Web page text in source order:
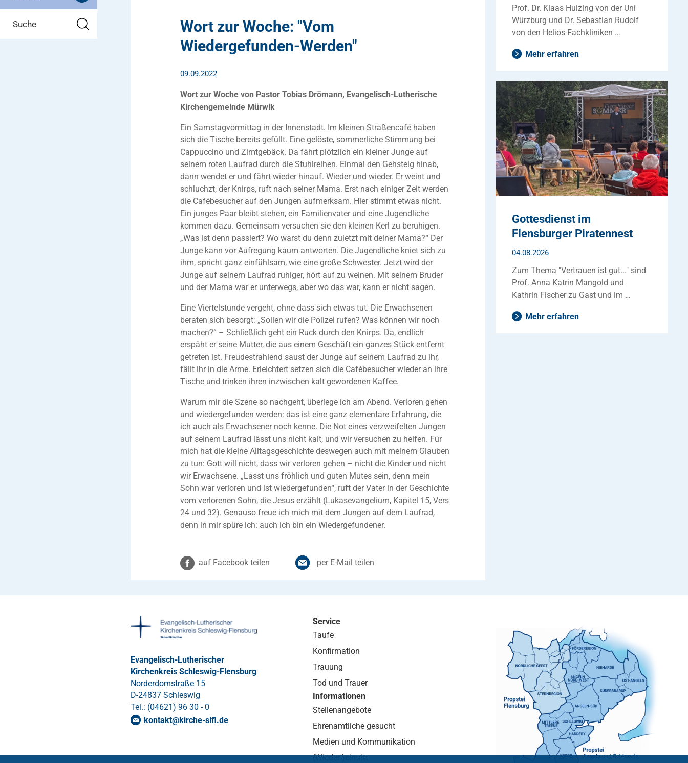
Suche
Wort zur Woche: "Vom
Wiedergefunden-Werden"
09.09.2022
Wort zur Woche von Pastor Tobias Drömann, Evangelisch-Lutherische
Kirchengemeinde Mürwik
Ein Samstagvormittag in der Innenstadt. Im kleinen Straßencafé haben
sich die Tische bereits gefüllt. Eine gelöste, sommerliche Stimmung bei
Cappuccino und Zimtgebäck. Da fährt plötzlich ein kleiner Junge auf
seinem roten Laufrad durch die Stuhlreihen. Einmal den Gehsteig hinab,
dann wendet er und fährt wieder hinauf. Wieder und wieder. Er weint und
schluchzt, der Knirps, ruft nach seiner Mama. Erst nach einiger Zeit werden
die Cafébesucher auf den Jungen aufmerksam. Hier stimmt etwas nicht.
Ein junges Paar bleibt stehen, ein Familienvater und eine Jugendliche
kommen dazu. Gemeinsam versuchen sie den kleinen Kerl zu beruhigen.
„Was ist denn passiert? Wo warst du denn zuletzt mit deiner Mama?“ Der
Junge kann vor Aufregung kaum antworten. Die Jugendliche kniet sich zu
ihm, spricht ganz einfühlsam, wie eine große Schwester. Jetzt wird der
Junge auf seinem Laufrad ruhiger, hört auf zu weinen. Mit seinem Bruder
und der Mama war er unterwegs, aber wo das war, kann er nicht sagen.
Eine Viertelstunde vergeht, ohne dass sich etwas tut. Die Erwachsenen
beraten sich besorgt: „Sollen wir die Polizei rufen? Was können wir noch
machen?“ – Schließlich geht ein Ruck durch den Knirps. Da, endlich
erspäht er seine Mutter, die aus einem Geschäft ein ganzes Stück entfernt
getreten ist. Freudestrahlend saust der Junge auf seinem Laufrad zu ihr,
fällt ihr in die Arme. Erleichtert setzen sich die Cafébesucher wieder an ihre
Tische und trinken ihren inzwischen kalt gewordenen Kaffee.
Warum mir die Szene so nachgeht, überlege ich am Abend. Verloren gehen
und wiedergefunden werden: das ist eine ganz elementare Erfahrung, die
ich auch als Erwachsener noch kenne. Die Not eines verzweifelten Jungen
auf seinem Laufrad lässt uns nicht kalt, und wir versuchen zu helfen. Für
mich hat die kleine Alltagsgeschichte deswegen auch mit meinem Glauben
zu tun: Gott will nicht, dass wir verloren gehen – nicht die Kinder und nicht
wir Erwachsene. „Lasst uns fröhlich und guten Mutes sein, denn mein
Sohn war verloren und ist wiedergefunden“, ruft der Vater in der Geschichte
vom verlorenen Sohn, die Jesus erzählt (Lukasevangelium, Kapitel 15, Vers
24 und 32). Genauso freue ich mich mit dem Jungen auf dem Laufrad,
denn in mir spüre ich: auch ich bin ein Wiedergefundener.
auf Facebook teilen per E-Mail teilen
Prof. Dr. Klaas Huizing von der Uni
Würzburg und Dr. Sebastian Rudolf
von den Helios-Fachkliniken …
Mehr erfahren
Gottesdienst im
Flensburger Piratennest
04.08.2026
Zum Thema "Vertrauen ist gut..." sind
Prof. Anna Katrin Mangold und
Kathrin Fischer zu Gast und im …
Mehr erfahren
Evangelisch-Lutherischer
Kirchenkreis Schleswig-Flensburg
Norderdomstraße 15
D-24837 Schleswig
Tel.: (04621) 96 30 - 0
kontakt@kirche-slfl.de
Service
Taufe
Konfirmation
Trauung
Tod und Trauer
Informationen
Stellenangebote
Ehrenamtliche gesucht
Medien und Kommunikation
(Wieder-)eintritt